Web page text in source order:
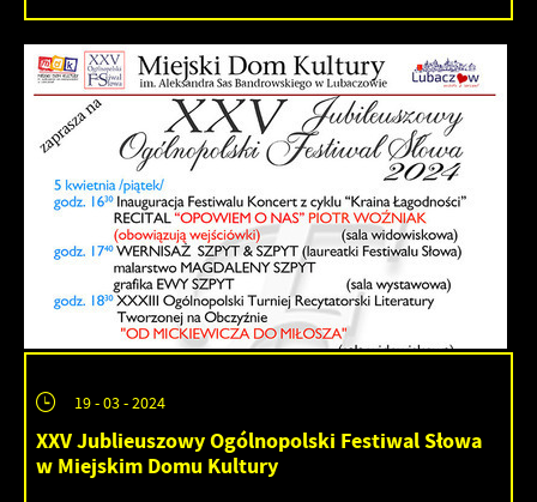
19 - 03 - 2024
XXV Jublieuszowy Ogólnopolski Festiwal Słowa
w Miejskim Domu Kultury